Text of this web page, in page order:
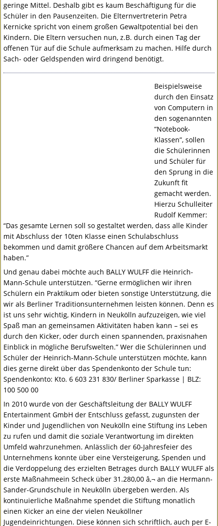
geringe Mittel. Deshalb gibt es kaum Beschäftigung für die
Schüler in den Pausenzeiten. Die Elternvertreterin Petra
Kernicke spricht von einem großen Gewaltpotential bei den
Kindern. Die Eltern versuchen nun, z.B. durch einen Tag der
offenen Tür auf die Schule aufmerksam zu machen. Hilfe durch
Sach- oder Geldspenden wird dringend benötigt.
Beispielsweise
durch den Einsatz
von Computern in
den sogenannten
“Notebook-
Klassen”, sollen
die Schülerinnen
und Schüler für
den Sprung in die
Zukunft fit
gemacht werden.
Hierzu Schulleiter
Rudolf Kemmer:
“Das gesamte Lernen soll so gestaltet werden, dass alle Kinder
mit Abschluss der 10ten Klasse einen Schulabschluss
bekommen und damit größere Chancen auf dem Arbeitsmarkt
haben.”
Und genau dabei möchte auch BALLY WULFF die Heinrich-
Mann-Schule unterstützen. “Gerne ermöglichen wir ihren
Schülern ein Praktikum oder bieten sonstige Unterstützung, die
wir als Berliner Traditionsunternehmen leisten können. Denn es
ist uns sehr wichtig, Kindern in Neukölln aufzuzeigen, wie viel
Spaß man an gemeinsamen Aktivitäten haben kann – sei es
durch den Kicker, oder durch einen spannenden, praxisnahen
Einblick in mögliche Berufswelten.” Wer die Schülerinnen und
Schüler der Heinrich-Mann-Schule unterstützen möchte, kann
dies gerne direkt über das Spendenkonto der Schule tun:
Spendenkonto: Kto. 6 603 231 830/ Berliner Sparkasse | BLZ:
100 500 00
In 2010 wurde von der Geschäftsleitung der BALLY WULFF
Entertainment GmbH der Entschluss gefasst, zugunsten der
Kinder und Jugendlichen von Neukölln eine Stiftung ins Leben
zu rufen und damit die soziale Verantwortung im direkten
Umfeld wahrzunehmen. Anlässlich der 60-Jahresfeier des
Unternehmens konnte über eine Versteigerung, Spenden und
die Verdoppelung des erzielten Betrages durch BALLY WULFF als
erste Maßnahmeein Scheck über 31.280,00 â‚¬ an die Hermann-
Sander-Grundschule in Neukölln übergeben werden. Als
kontinuierliche Maßnahme spendet die Stiftung monatlich
einen Kicker an eine der vielen Neuköllner
Jugendeinrichtungen. Diese können sich schriftlich, auch per E-